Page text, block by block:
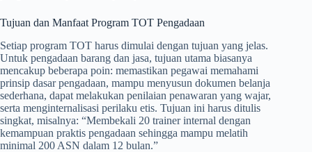
Tujuan dan Manfaat Program TOT Pengadaan
Setiap program TOT harus dimulai dengan tujuan yang jelas.
Untuk pengadaan barang dan jasa, tujuan utama biasanya
mencakup beberapa poin: memastikan pegawai memahami
prinsip dasar pengadaan, mampu menyusun dokumen belanja
sederhana, dapat melakukan penilaian penawaran yang wajar,
serta menginternalisasi perilaku etis. Tujuan ini harus ditulis
singkat, misalnya: “Membekali 20 trainer internal dengan
kemampuan praktis pengadaan sehingga mampu melatih
minimal 200 ASN dalam 12 bulan.”